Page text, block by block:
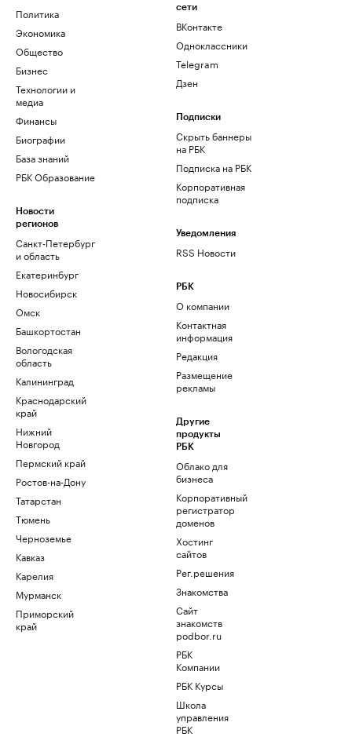
Политика
Экономика
Общество
Бизнес
Технологии и
медиа
Финансы
Биографии
База знаний
РБК Образование
Новости
регионов
Санкт-Петербург
и область
Екатеринбург
Новосибирск
Омск
Башкортостан
Вологодская
область
Калининград
Краснодарский
край
Нижний
Новгород
Пермский край
Ростов-на-Дону
Татарстан
Тюмень
Черноземье
Кавказ
Карелия
Мурманск
Приморский
край
сети
ВКонтакте
Одноклассники
Telegram
Дзен
Подписки
Скрыть баннеры
на РБК
Подписка на РБК
Корпоративная
подписка
Уведомления
RSS Новости
РБК
О компании
Контактная
информация
Редакция
Размещение
рекламы
Другие
продукты
РБК
Облако для
бизнеса
Корпоративный
регистратор
доменов
Хостинг
сайтов
Рег.решения
Знакомства
Сайт
знакомств
podbor.ru
РБК
Компании
РБК Курсы
Школа
управления
РБК